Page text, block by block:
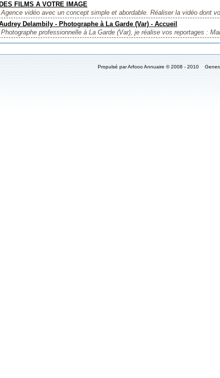
FILMS A VOTRE IMAGE
Agence vidéo avec un concept simple et abordable. Réaliser la vidéo dont
Delambily - Photographe à La Garde (Var) - Accueil
Photographe professionnelle à La Garde (Var), je réalise vos reportages :
Propulsé par Arfooo Annuaire © 2008 - 2010